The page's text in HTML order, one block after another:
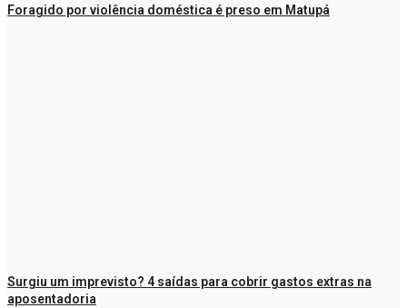
Foragido por violência doméstica é preso em Matupá
Surgiu um imprevisto? 4 saídas para cobrir gastos extras na
aposentadoria